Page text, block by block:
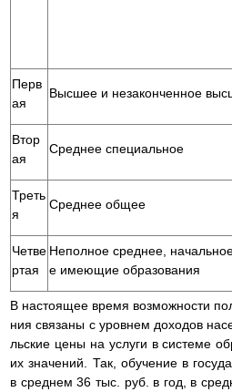
Перв
ая
Высшее и незаконченное
Втор
ая
Среднее специальное
Треть
я
Среднее общее
Четве
ртая
Неполное среднее,
е имеющие образования
В настоящее время возможности
ния связаны с уровнем доходов
льские цены на услуги в системе
их значений. Так, обучение в
в среднем 36 тыс. руб. в год, в